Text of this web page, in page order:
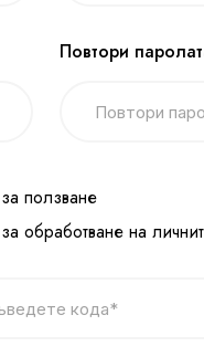
Повтори
ползване
обработване на